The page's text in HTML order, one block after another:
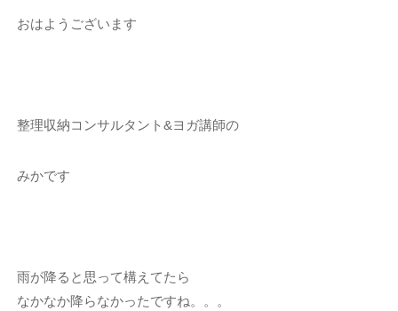
おはようございます
整理収納コンサルタント&ヨガ講師の
みかです
雨が降ると思って構えてたら
なかなか降らなかったですね。。。